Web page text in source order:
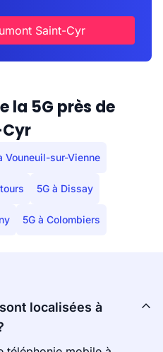
Saint-Cyr
la 5G près de
Vouneuil-sur-Vienne
5G à Dissay
5G à Colombiers
localisées à